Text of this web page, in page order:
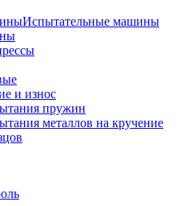
Испытательные машины
и износ
пружин
металлов на кручение